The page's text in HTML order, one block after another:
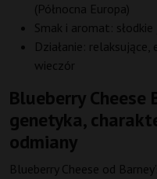
(Północna Europa)
Smak i aromat:
Działanie:
wieczór
Blueberry Cheese
genetyka,
odmiany
Blueberry Cheese od